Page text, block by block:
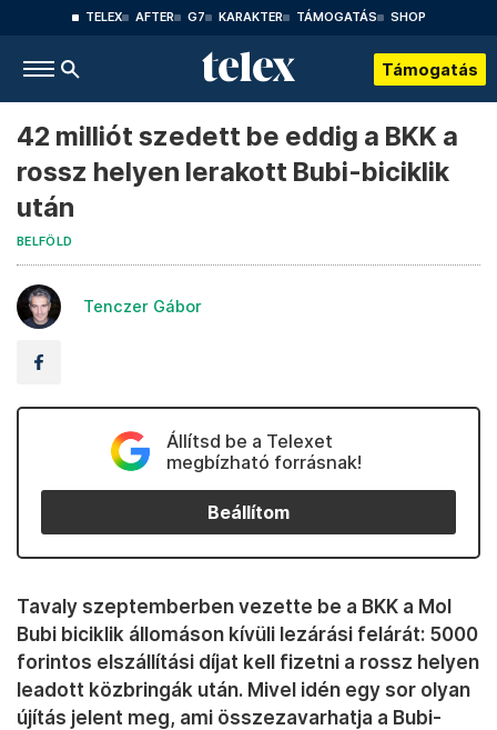
TELEX AFTER G7 KARAKTER TÁMOGATÁS SHOP
Támogatás
42 milliót szedett be eddig a BKK a
rossz helyen lerakott Bubi-biciklik
után
BELFÖLD
Tenczer Gábor
Állítsd be a Telexet
megbízható forrásnak!
Beállítom
Tavaly szeptemberben vezette be a BKK a Mol
Bubi biciklik állomáson kívüli lezárási felárát: 5000
forintos elszállítási díjat kell fizetni a rossz helyen
leadott közbringák után. Mivel idén egy sor olyan
újítás jelent meg, ami összezavarhatja a Bubi-